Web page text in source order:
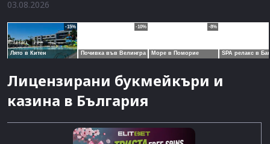
03.08.2026
Лицензирани букмейкъри и
казина в България